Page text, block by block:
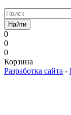
Найти
0
0
0
Корзина
Разработка сайта -